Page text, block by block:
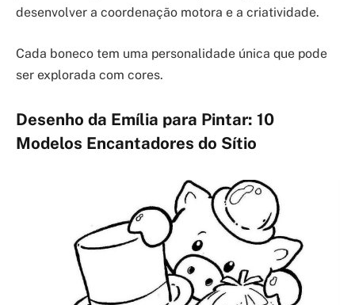
desenvolver a coordenação motora e a criatividade.
Cada boneco tem uma personalidade única que pode
ser explorada com cores.
Desenho da Emília para Pintar: 10
Modelos Encantadores do Sítio